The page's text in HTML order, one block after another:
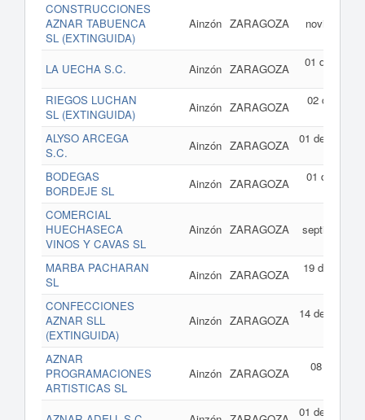
CONSTRUCCIONES
AZNAR TABUENCA
SL (EXTINGUIDA)
Ainzón ZARAGOZA
noviembre
LA UECHA S.C.
Ainzón ZARAGOZA
01 de
RIEGOS LUCHAN
SL (EXTINGUIDA)
Ainzón ZARAGOZA
02 de
ALYSO ARCEGA
S.C.
Ainzón ZARAGOZA
01 de enero
BODEGAS
BORDEJE SL
Ainzón ZARAGOZA
01 de julio
COMERCIAL
HUECHASECA
VINOS Y CAVAS SL
Ainzón ZARAGOZA
septiembre
MARBA PACHARAN
SL
Ainzón ZARAGOZA
19 de junio
CONFECCIONES
AZNAR SLL
(EXTINGUIDA)
Ainzón ZARAGOZA
14 de mayo
AZNAR
PROGRAMACIONES
ARTISTICAS SL
Ainzón ZARAGOZA
08 de
01 de enero